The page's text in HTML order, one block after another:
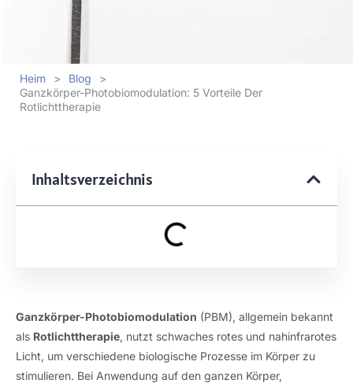
Heim > Blog
>
Ganzkörper-Photobiomodulation: 5 Vorteile Der
Rotlichttherapie
Inhaltsverzeichnis
Ganzkörper-Photobiomodulation (PBM), allgemein bekannt
als Rotlichttherapie, nutzt schwaches rotes und nahinfrarotes
Licht, um verschiedene biologische Prozesse im Körper zu
stimulieren. Bei Anwendung auf den ganzen Körper,